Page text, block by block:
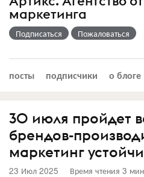
маркетинга
Подписаться Пожаловаться
посты подписчики о блоге
30 июля пройдет
брендов-
маркетинг
23 Июл 2025 Время чтения 3 мин